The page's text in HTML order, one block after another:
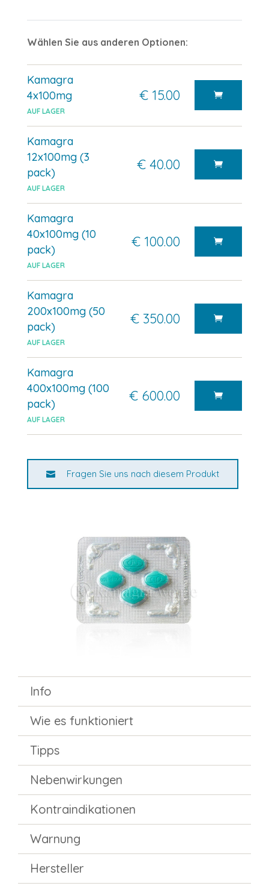
Wählen Sie aus anderen Optionen:
Kamagra
4x100mg
AUF LAGER
€ 15.00
Kamagra
12x100mg (3
pack)
AUF LAGER
€ 40.00
Kamagra
40x100mg (10
pack)
AUF LAGER
€ 100.00
Kamagra
200x100mg (50
pack)
AUF LAGER
€ 350.00
Kamagra
400x100mg (100
pack)
AUF LAGER
€ 600.00
Fragen Sie uns nach diesem Produkt
Info
Wie es funktioniert
Tipps
Nebenwirkungen
Kontraindikationen
Warnung
Hersteller